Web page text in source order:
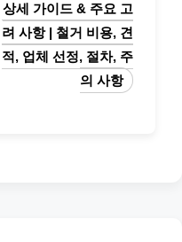
상세 가이드 & 주요 고
려 사항 | 철거 비용, 견
적, 업체 선정, 절차, 주
의 사항